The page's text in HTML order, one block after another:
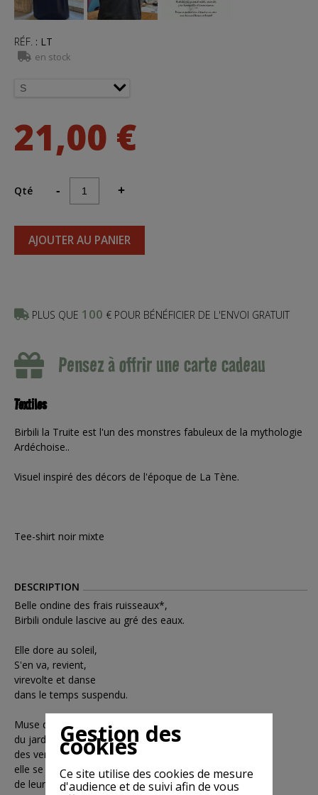
RÉF. : LT
en stock
21,00 €
Qté - +
AJOUTER AU PANIER
PLUS QUE 100 € POUR BÉNÉFICIER DE L'ENVOI GRATUIT
Pensez à offrir une carte cadeau
Textiles
Birbili la Truite est l'un des monstres fabuleux de la mythologie
Ardéchoise..
Visuel inspiré des décors de l'époque de La Tène.
Tee-shirt noir mixte
DESCRIPTION
Belle ondine des frais ruisseaux*,
Birbili ondule lascive au gré des eaux.
Elle dore au soleil,
S'en va, revient,
virevolte et danse
dans le temps suspendu.
Muse des quatre saisons,
du jardin d'Eden,
des vertes prairies et des forêts sombres
elle se moque du monde des hommes,
de leurs obligations, soucis et vantardises.
Gestion des
cookies
Ce site utilise des cookies de mesure
d'audience et de suivi afin de vous